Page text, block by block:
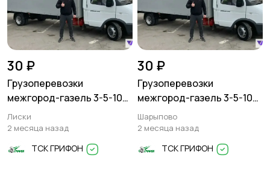
30 ₽
Грузоперевозки
межгород-газель 3-5-10
тонн
Лиски
2 месяца назад
ТСК ГРИФОН
30 ₽
Грузоперевозки
межгород-газель 3-5-10
тонн
Шарыпово
2 месяца назад
ТСК ГРИФОН